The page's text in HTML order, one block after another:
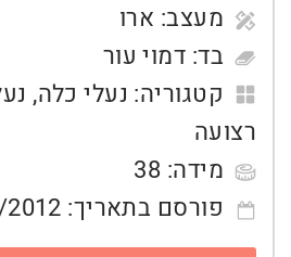
מעצב: ארו
בד: דמוי עור
קטגוריה: נעלי כלה,
רצועה
מידה: 38
פורסם בתאריך: